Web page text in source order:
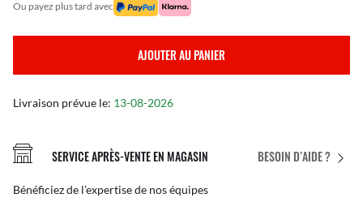
ou payez plus tard avec
AJOUTER AU PANIER
Livraison prévue le: 13-08-2026
BESOIN D’AIDE ?
SERVICE APRÈS-VENTE EN MAGASIN
Bénéficiez de l’expertise de nos équipes